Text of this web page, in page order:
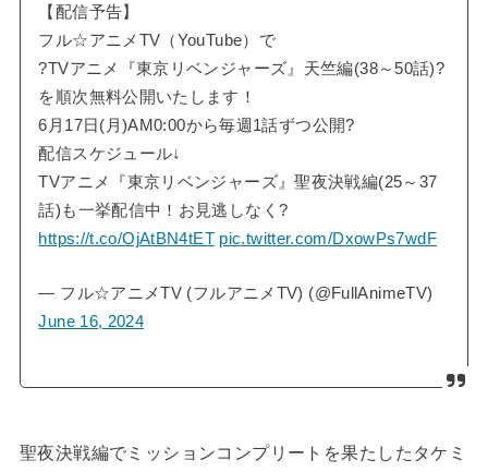
【配信予告】
フル☆アニメTV（YouTube）で
?TVアニメ『東京リベンジャーズ』天竺編(38～50話)?
を順次無料公開いたします！
6月17日(月)AM0:00から毎週1話ずつ公開?
配信スケジュール↓
TVアニメ『東京リベンジャーズ』聖夜決戦編(25～37
話)も一挙配信中！お見逃しなく?
https://t.co/OjAtBN4tET pic.twitter.com/DxowPs7wdF
— フル☆アニメTV (フルアニメTV) (@FullAnimeTV)
June 16, 2024
聖夜決戦編でミッションコンプリートを果たしたタケミ